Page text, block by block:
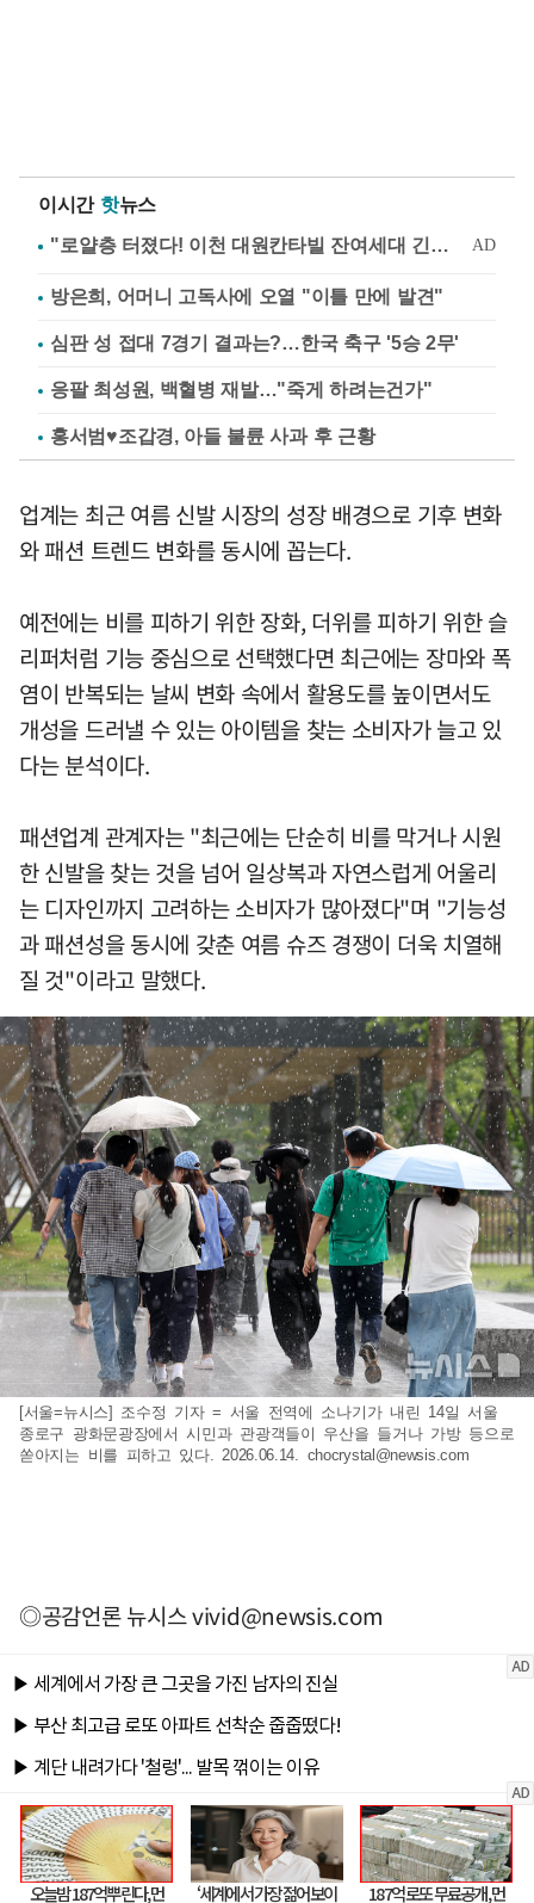
이시간 핫뉴스
방은희, 어머니 고독사에 오열 "이틀 만에 발견"
심판 성 접대 7경기 결과는?…한국 축구 '5승 2무'
응팔 최성원, 백혈병 재발…"죽게 하려는건가"
홍서범♥조갑경, 아들 불륜 사과 후 근황
업계는 최근 여름 신발 시장의 성장 배경으로 기후 변화
와 패션 트렌드 변화를 동시에 꼽는다.
예전에는 비를 피하기 위한 장화, 더위를 피하기 위한 슬
리퍼처럼 기능 중심으로 선택했다면 최근에는 장마와 폭
염이 반복되는 날씨 변화 속에서 활용도를 높이면서도
개성을 드러낼 수 있는 아이템을 찾는 소비자가 늘고 있
다는 분석이다.
패션업계 관계자는 "최근에는 단순히 비를 막거나 시원
한 신발을 찾는 것을 넘어 일상복과 자연스럽게 어울리
는 디자인까지 고려하는 소비자가 많아졌다"며 "기능성
과 패션성을 동시에 갖춘 여름 슈즈 경쟁이 더욱 치열해
질 것"이라고 말했다.
[서울=뉴시스] 조수정 기자 = 서울 전역에 소나기가 내린 14일 서울
종로구 광화문광장에서 시민과 관광객들이 우산을 들거나 가방 등으로
쏟아지는 비를 피하고 있다. 2026.06.14. chocrystal@newsis.com
◎공감언론 뉴시스vivid@newsis.com